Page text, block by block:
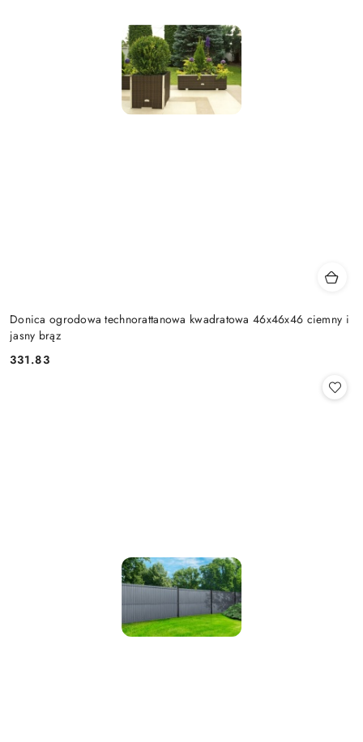
Donica ogrodowa technorattanowa kwadratowa 46x46x46 ciemny i
jasny brąz
Cena:
331.83